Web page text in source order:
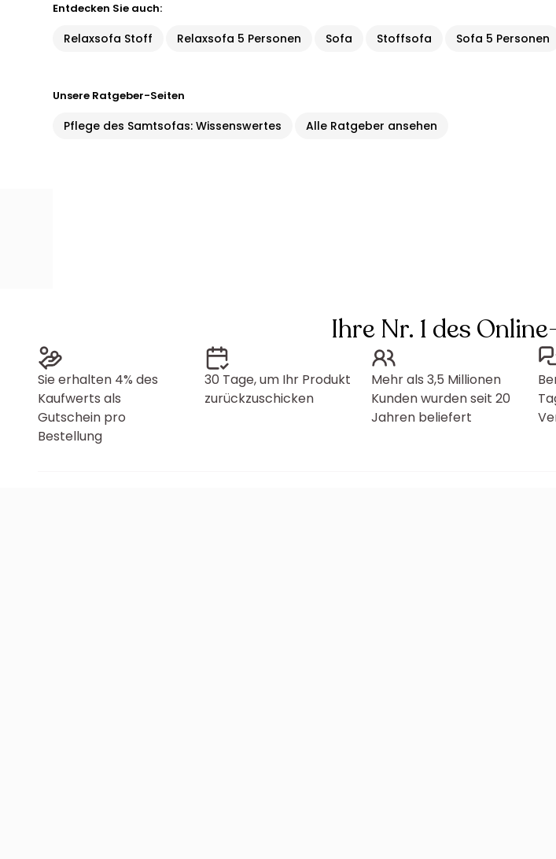
Entdecken Sie auch:
Relaxsofa Stoff Relaxsofa 5 Personen Sofa Stoffsofa Sofa 5 Personen
Unsere Ratgeber-Seiten
Pflege des Samtsofas: Wissenswertes Alle Ratgeber ansehen
Ihre Nr. 1 des
Sie erhalten 4% des
Kaufwerts als
Gutschein pro
Bestellung
30 Tage, um Ihr Produkt
zurückzuschicken
Mehr als 3,5 Millionen
Kunden wurden seit 20
Jahren beliefert